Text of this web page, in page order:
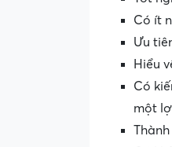
Có ít
Ưu
Hiểu
Có
một